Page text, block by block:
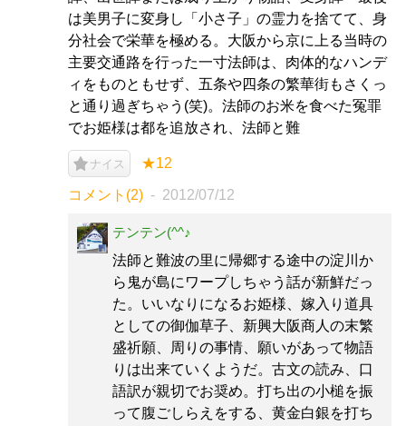
は美男子に変身し「小さ子」の霊力を捨てて、身
分社会で栄華を極める。大阪から京に上る当時の
主要交通路を行った一寸法師は、肉体的なハンデ
ィをものともせず、五条や四条の繁華街もさくっ
と通り過ぎちゃう(笑)。法師のお米を食べた冤罪
でお姫様は都を追放され、法師と難
ナイス ★12
コメント(2) 2012/07/12
テンテン(^^♪
法師と難波の里に帰郷する途中の淀川か
ら鬼が島にワープしちゃう話が新鮮だっ
た。いいなりになるお姫様、嫁入り道具
としての御伽草子、新興大阪商人の末繁
盛祈願、周りの事情、願いがあって物語
りは出来ていくようだ。古文の読み、口
語訳が親切でお奨め。打ち出の小槌を振
って腹ごしらえをする、黄金白銀を打ち